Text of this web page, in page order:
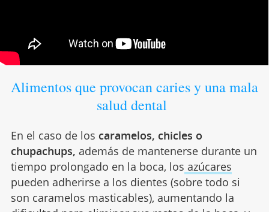
Alimentos que provocan caries y una mala
salud dental
En el caso de los caramelos, chicles o
chupachups, además de mantenerse durante un
tiempo prolongado en la boca, los azúcares
pueden adherirse a los dientes (sobre todo si
son caramelos masticables), aumentando la